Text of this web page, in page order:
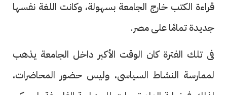
قراءة الكتب خارج الجامعة بسهولة، وكانت اللغة نفسها
جديدة تمامًا على مصر.
فى تلك الفترة كان الوقت الأكبر داخل الجامعة يذهب
لممارسة النشاط السياسى، وليس حضور المحاضرات،